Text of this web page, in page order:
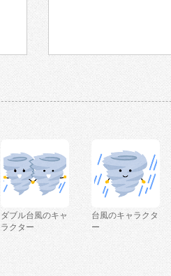
ダブル台風のキャ
ラクター
台風のキャラクタ
ー